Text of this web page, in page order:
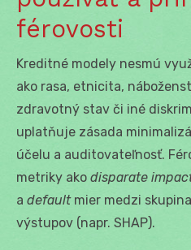
férovosti
Kreditné modely nesmú
ako rasa, etnicita,
zdravotný stav či iné
uplatňuje zásada
účelu a auditovateľnosť.
metriky ako disparate
a defaultmier medzi
výstupov (napr. SHAP).